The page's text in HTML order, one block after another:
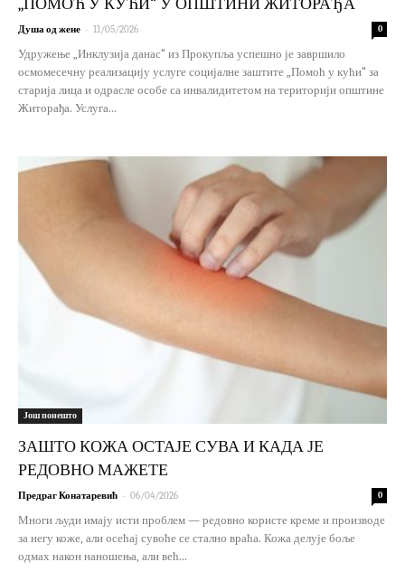
Душа од жене - 11/05/2026 0
Удружење „Инклузија данас“ из Прокупља успешно је завршило
осмомесечну реализацију услуге социјалне заштите „Помоћ у кући“ за
старија лица и одрасле особе са инвалидитетом на територији општине
Житорађа. Услуга...
Још понешто
ЗАШТО КОЖА ОСТАЈЕ СУВА И КАДА ЈЕ
РЕДОВНО МАЖЕТЕ
Предраг Конатаревић - 06/04/2026 0
Многи људи имају исти проблем — редовно користе креме и производе
за негу коже, али осећај сувоће се стално враћа. Кожа делује боље
одмах након наношења, али већ...